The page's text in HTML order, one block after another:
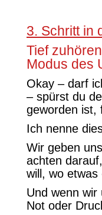
3. Schritt in
Tief
Modus des
Okay – darf
– spürst du
geworden ist,
Ich nenne
Wir geben
achten
will, wo
Und wenn
Not oder